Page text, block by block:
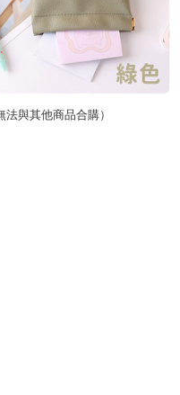
與其他商品合購）